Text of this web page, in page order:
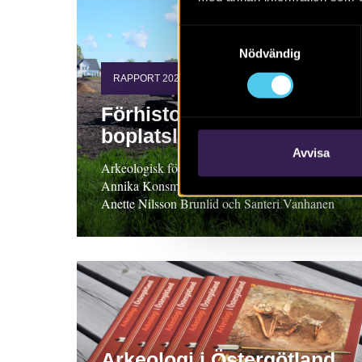
Nödvändig
Avvisa
RAPPORT 2026:54
Förhistoriska
boplatslämningar
Arkeologisk förundersökning 2025, Skåne.
Annika Konsmar med bidrag av Nathalie Hyll,
Anette Nilsson Brunlid och Santeri Vanhanen